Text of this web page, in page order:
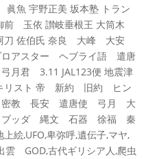
魚 宇野正美 坂本塾 トラン
玉依 讃岐垂根王 大筒木
刀 佐伯氏 奈良 大峰 大安
アスター ヘブライ語 遣唐
君 3.11 JAL123便 地震津
リスト 帝 新約 旧約 ヒン
教 長安 遣唐使 弓月 大
ッダ 縄文 石器 徐福 秦
絵,UFO,卑弥呼,遺伝子,マヤ,
雲 GOD,古代ギリシア人,爬虫